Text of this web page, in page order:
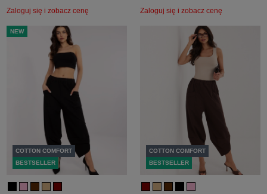
Zaloguj się i zobacz cenę Zaloguj się i zobacz cenę
NEW
COTTON COMFORT
BESTSELLER
COTTON COMFORT
BESTSELLER